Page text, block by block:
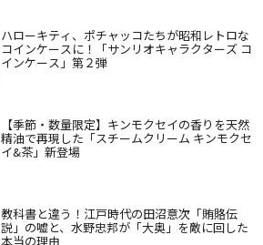
ハローキティ、ポチャッコたちが昭和レトロな
コインケースに！「サンリオキャラクターズ コ
インケース」第２弾
【季節・数量限定】キンモクセイの香りを天然
精油で再現した「スチームクリーム キンモクセ
イ&茶」新登場
教科書と違う！江戸時代の田沼意次「賄賂伝
説」の嘘と、水野忠邦が「大奥」を敵に回した
本当の理由